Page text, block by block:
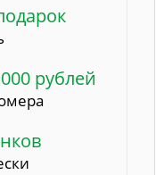
рублей